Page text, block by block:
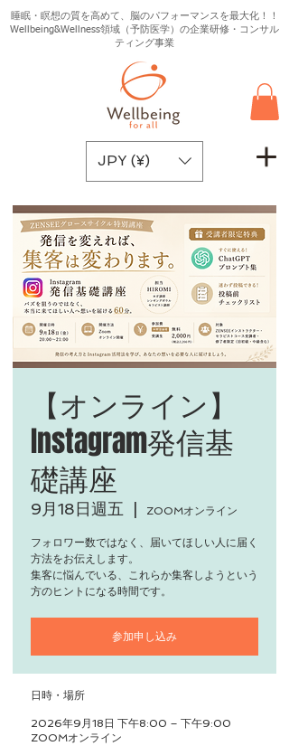
睡眠・瞑想の質を高めて、脳のパフォーマンスを最大化！！
Wellbeing&Wellness領域（予防医学）の企業研修・コンサル
ティング事業
JPY (¥)
【オンライン】
Instagram発信基
礎講座
9月18日週五
  |
ZOOMオンライン
フォロワー数ではなく、届いてほしい人に届く
方法をお伝えします。
集客に悩んでいる、これらか集客しようという
方のヒントになる時間です。
参加申し込み
日時・場所
2026年9月18日 下午8:00 – 下午9:00
ZOOMオンライン